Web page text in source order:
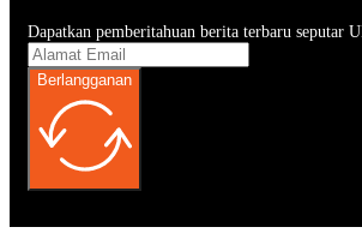
Dapatkan pemberitahuan berita terbaru seputar
Berlangganan